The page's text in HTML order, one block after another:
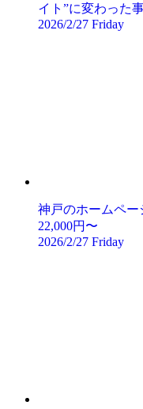
イト”に変わった
2026/2/27 Friday
神戸のホームペー
22,000円〜
2026/2/27 Friday